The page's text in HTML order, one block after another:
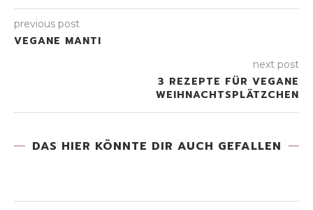
previous post
VEGANE MANTI
next post
3 REZEPTE FÜR VEGANE
WEIHNACHTSPLÄTZCHEN
DAS HIER KÖNNTE DIR AUCH GEFALLEN